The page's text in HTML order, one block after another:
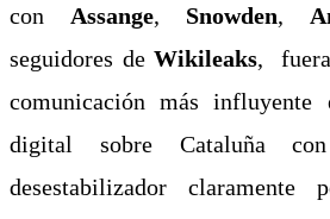
con Assange, Snowden,
seguidores de Wikileaks,
comunicación más influyente
digital sobre Cataluña
desestabilizador claramente